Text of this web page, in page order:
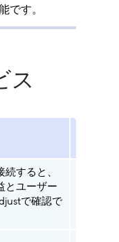
です。
ス
すると、
とユーザー
で確認で